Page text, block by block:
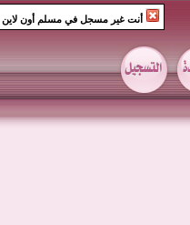
أنت غير مسجل في مسلم أون لاين